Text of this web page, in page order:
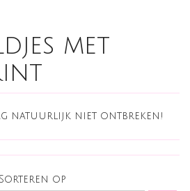
met
natuurlijk niet ontbreken!
Sorteren op